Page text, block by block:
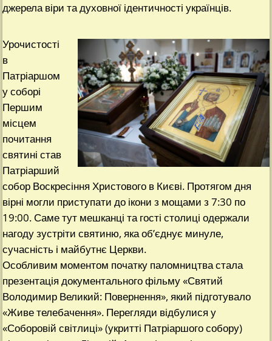
джерела віри та духовної ідентичності українців.
Урочистості
в
Патріаршом
у соборі
Першим
місцем
почитання
святині став
Патріарший
собор Воскресіння Христового в Києві. Протягом дня
вірні могли приступати до ікони з мощами з 7:30 по
19:00. Саме тут мешканці та гості столиці одержали
нагоду зустріти святиню, яка об’єднує минуле,
сучасність і майбутнє Церкви.
Особливим моментом початку паломництва стала
презентація документального фільму «Святий
Володимир Великий: Повернення», який підготувало
«Живе телебачення». Перегляди відбулися у
«Соборовій світлиці» (укритті Патріаршого собору)